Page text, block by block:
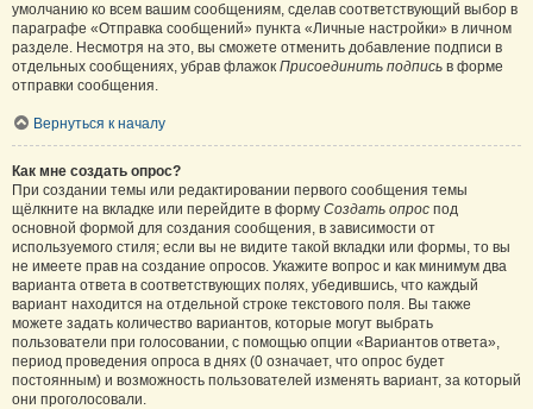
умолчанию ко всем вашим сообщениям, сделав соответствующий выбор в
параграфе «Отправка сообщений» пункта «Личные настройки» в личном
разделе. Несмотря на это, вы сможете отменить добавление подписи в
отдельных сообщениях, убрав флажок Присоединить подпись в форме
отправки сообщения.
Вернуться к началу
Как мне создать опрос?
При создании темы или редактировании первого сообщения темы
щёлкните на вкладке или перейдите в форму Создать опрос под
основной формой для создания сообщения, в зависимости от
используемого стиля; если вы не видите такой вкладки или формы, то вы
не имеете прав на создание опросов. Укажите вопрос и как минимум два
варианта ответа в соответствующих полях, убедившись, что каждый
вариант находится на отдельной строке текстового поля. Вы также
можете задать количество вариантов, которые могут выбрать
пользователи при голосовании, с помощью опции «Вариантов ответа»,
период проведения опроса в днях (0 означает, что опрос будет
постоянным) и возможность пользователей изменять вариант, за который
они проголосовали.